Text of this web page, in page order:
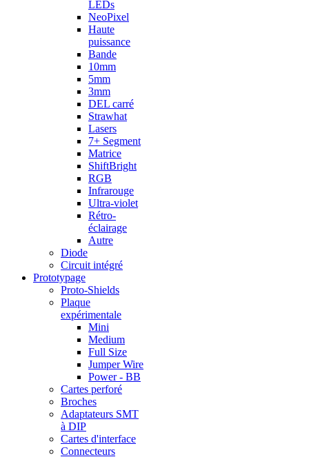
LEDs
NeoPixel
Haute
puissance
Bande
10mm
5mm
3mm
DEL carré
Strawhat
Lasers
7+ Segment
Matrice
ShiftBright
RGB
Infrarouge
Ultra-violet
Rétro-
éclairage
Autre
Diode
Circuit intégré
Prototypage
Proto-Shields
Plaque
expérimentale
Mini
Medium
Full Size
Jumper Wire
Power - BB
Cartes perforé
Broches
Adaptateurs SMT
à DIP
Cartes d'interface
Connecteurs